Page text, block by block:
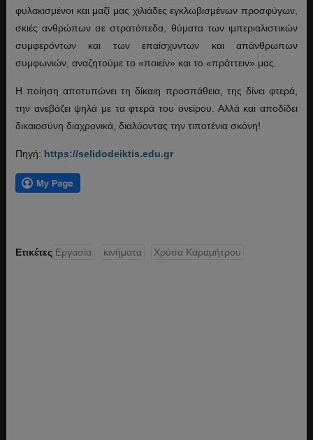
φυλακισμένοι και μαζί μας χιλιάδες εγκλωβισμένων προσφύγων,
σκιές ανθρώπων σε στρατόπεδα, θύματα των ιμπεριαλιστικών
συμφερόντων και των επαίσχυντων και απάνθρωπων
συμφωνιών, αναζητούμε το «ποιείν» και το «πράττειν» μας.
Η ποίηση αποτυπώνει τη δίκαιη προσπάθεια, της δίνει φτερά,
την ανεβάζει ψηλά με τα φτερά του ονείρου. Αλλά και αποδίδει
δικαιοσύνη διαχρονικά, διαλύοντας την τιποτένια σκόνη!
Πηγή: https://selidodeiktis.edu.gr
Ετικέτες Εργασία κινήματα Χρύσα Καραμήτρου